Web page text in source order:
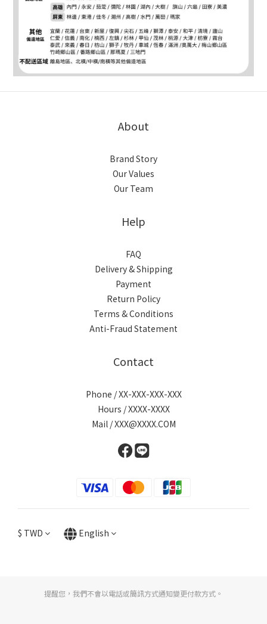
About
Brand Story
Our Values
Our Team
Help
FAQ
Delivery & Shipping
Payment
Return Policy
Terms & Conditions
Anti-Fraud Statement
Contact
Phone / XX-XXX-XXX-XXX
Hours / XXXX-XXXX
Mail / XXX@XXXX.COM
$ TWD English
提醒您，我們不會以電話或簡訊方式通知變更付款方式。